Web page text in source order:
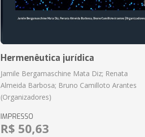
Hermenêutica jurídica
Jamile Bergamaschine Mata Diz; Renata
Almeida Barbosa; Bruno Camilloto Arantes
(Organizadores)
IMPRESSO
R$ 50,63